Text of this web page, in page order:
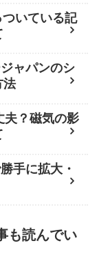
いている記
ャパンのシ
法
夫？磁気の影
手に拡大・
も読んでい